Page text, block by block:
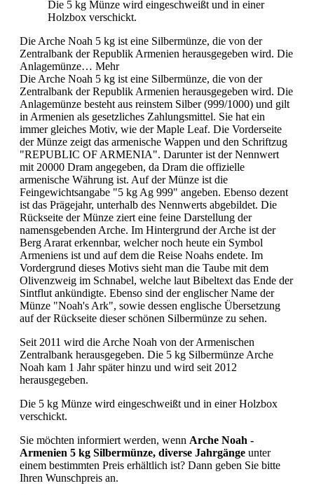
Die 5 kg Münze wird eingeschweißt und in einer
Holzbox verschickt.
Die Arche Noah 5 kg ist eine Silbermünze, die von der
Zentralbank der Republik Armenien herausgegeben wird. Die
Anlagemünze… Mehr
Die Arche Noah 5 kg ist eine Silbermünze, die von der
Zentralbank der Republik Armenien herausgegeben wird. Die
Anlagemünze besteht aus reinstem Silber (999/1000) und gilt
in Armenien als gesetzliches Zahlungsmittel. Sie hat ein
immer gleiches Motiv, wie der Maple Leaf. Die Vorderseite
der Münze zeigt das armenische Wappen und den Schriftzug
"REPUBLIC OF ARMENIA". Darunter ist der Nennwert
mit 20000 Dram angegeben, da Dram die offizielle
armenische Währung ist. Auf der Münze ist die
Feingewichtsangabe "5 kg Ag 999" angeben. Ebenso dezent
ist das Prägejahr, unterhalb des Nennwerts abgebildet. Die
Rückseite der Münze ziert eine feine Darstellung der
namensgebenden Arche. Im Hintergrund der Arche ist der
Berg Ararat erkennbar, welcher noch heute ein Symbol
Armeniens ist und auf dem die Reise Noahs endete. Im
Vordergrund dieses Motivs sieht man die Taube mit dem
Olivenzweig im Schnabel, welche laut Bibeltext das Ende der
Sintflut ankündigte. Ebenso sind der englischer Name der
Münze "Noah's Ark", sowie dessen englische Übersetzung
auf der Rückseite dieser schönen Silbermünze zu sehen.
Seit 2011 wird die Arche Noah von der Armenischen
Zentralbank herausgegeben. Die 5 kg Silbermünze Arche
Noah kam 1 Jahr später hinzu und wird seit 2012
herausgegeben.
Die 5 kg Münze wird eingeschweißt und in einer Holzbox
verschickt.
Sie möchten informiert werden, wenn Arche Noah -
Armenien 5 kg Silbermünze, diverse Jahrgänge unter
einem bestimmten Preis erhältlich ist? Dann geben Sie bitte
Ihren Wunschpreis an.